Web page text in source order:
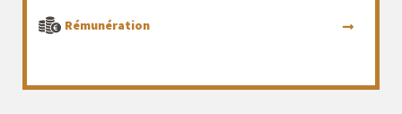
Rémunération